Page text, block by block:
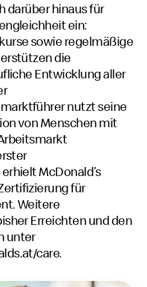
darüber hinaus für
ein:
sowie regelmäßige
die
Entwicklung aller
nutzt seine
von Menschen mit
McDonald’s
für
Weitere
Erreichten und den
unter
care.